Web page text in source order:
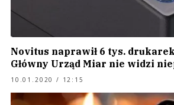
Novitus naprawił 6 tys.
Główny Urząd Miar nie widzi
10.01.2020 / 12:15